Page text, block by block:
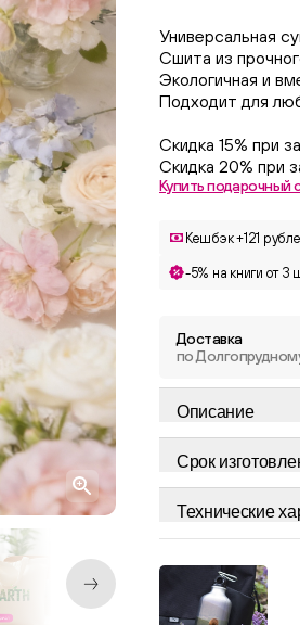
Универсальная
Сшита из
Экологичная и
Подходит для
Скидка 15% при
Скидка 20% при
Купить подарочный
Кешбэк +121
-5% на книги от 3
Доставка
по
Описание
Срок
Технические